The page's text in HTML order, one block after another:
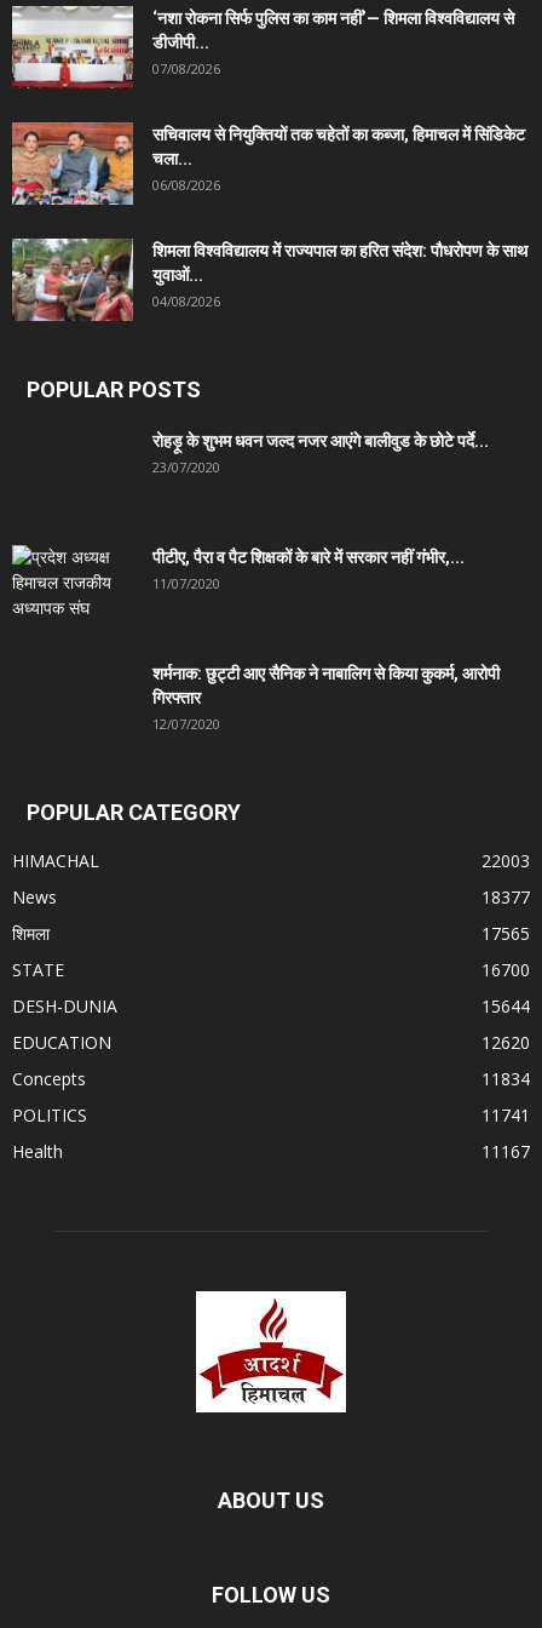
‘नशा रोकना सिर्फ पुलिस का काम नहीं’— शिमला विश्वविद्यालय से
डीजीपी...
07/08/2026
सचिवालय से नियुक्तियों तक चहेतों का कब्जा, हिमाचल में सिंडिकेट
चला...
06/08/2026
शिमला विश्वविद्यालय में राज्यपाल का हरित संदेश: पौधरोपण के साथ
युवाओं...
04/08/2026
POPULAR POSTS
रोहड़ू के शुभम धवन जल्द नजर आएंगे बालीवुड के छोटे पर्दे...
23/07/2020
पीटीए, पैरा व पैट शिक्षकों के बारे में सरकार नहीं गंभीर,...
11/07/2020
शर्मनाक: छुट्टी आए सैनिक ने नाबालिग से किया कुकर्म, आरोपी
गिरफ्तार
12/07/2020
POPULAR CATEGORY
HIMACHAL
22003
News
18377
शिमला
17565
STATE
16700
DESH-DUNIA
15644
EDUCATION
12620
Concepts
11834
POLITICS
11741
Health
11167
ABOUT US
FOLLOW US